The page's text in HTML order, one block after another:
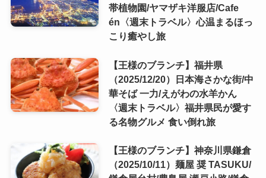
帯植物園/ヤマザキ洋服店/Cafe
én〈週末トラベル〉心温まるほっ
こり癒やし旅
【王様のブランチ】福井県
（2025/12/20）日本海さかな街/中
華そば 一力/えがわの水羊かん
〈週末トラベル〉福井県民が愛す
る名物グルメ 食い倒れ旅
【王様のブランチ】神奈川県鎌倉
（2025/10/11）麺屋 奨 TASUKU/